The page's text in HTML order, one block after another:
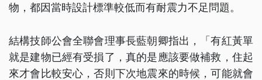
物，都因當時設計標準較低而有耐震力不足問題。
結構技師公會全聯會理事長藍朝卿指出，「有紅黃單
就是建物已經有受損了，真的是應該要做補救，住起
來才會比較安心，否則下次地震來的時候，可能就會